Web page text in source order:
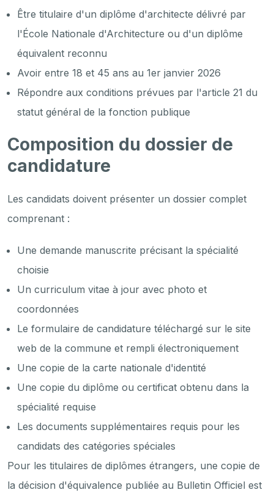
Être titulaire d'un diplôme d'architecte délivré par
l'École Nationale d'Architecture ou d'un diplôme
équivalent reconnu
Avoir entre 18 et 45 ans au 1er janvier 2026
Répondre aux conditions prévues par l'article 21 du
statut général de la fonction publique
Composition du dossier de
candidature
Les candidats doivent présenter un dossier complet
comprenant :
Une demande manuscrite précisant la spécialité
choisie
Un curriculum vitae à jour avec photo et
coordonnées
Le formulaire de candidature téléchargé sur le site
web de la commune et rempli électroniquement
Une copie de la carte nationale d'identité
Une copie du diplôme ou certificat obtenu dans la
spécialité requise
Les documents supplémentaires requis pour les
candidats des catégories spéciales
Pour les titulaires de diplômes étrangers, une copie de
la décision d'équivalence publiée au Bulletin Officiel est